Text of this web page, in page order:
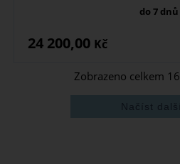
do 7 dnů
24 200,00 Kč
Zobrazeno celkem 16